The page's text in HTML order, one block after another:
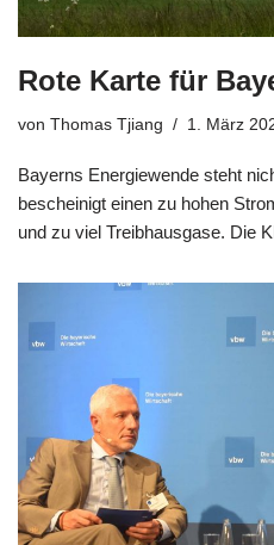
Rote Karte für
von Thomas Tjiang 1. März
Bayerns Energiewende steht
bescheinigt einen zu hohen
und zu viel Treibhausgase. Die